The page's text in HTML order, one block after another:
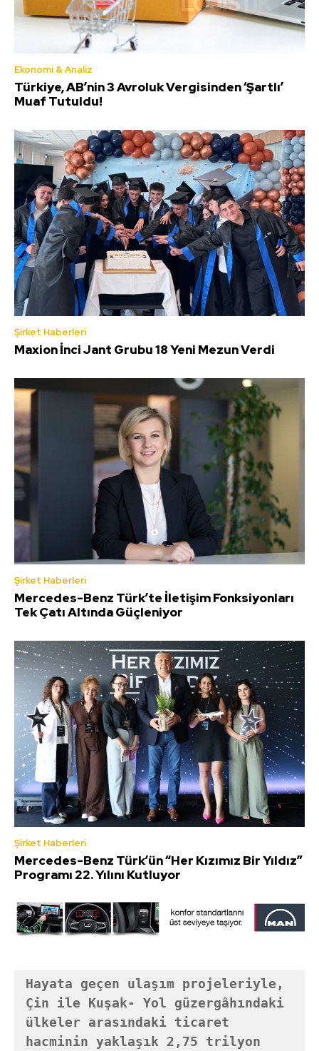
Ekonomi & Analiz
Türkiye, AB’nin 3 Avroluk Vergisinden ‘Şartlı’
Muaf Tutuldu!
Şirket Haberleri
Maxion İnci Jant Grubu 18 Yeni Mezun Verdi
Şirket Haberleri
Mercedes-Benz Türk’te İletişim Fonksiyonları
Tek Çatı Altında Güçleniyor
Şirket Haberleri
Mercedes-Benz Türk’ün “Her Kızımız Bir Yıldız”
Programı 22. Yılını Kutluyor
Hayata geçen ulaşım projeleriyle,
Çin ile Kuşak- Yol güzergâhındaki
ülkeler arasındaki ticaret
hacminin yaklaşık 2,75 trilyon